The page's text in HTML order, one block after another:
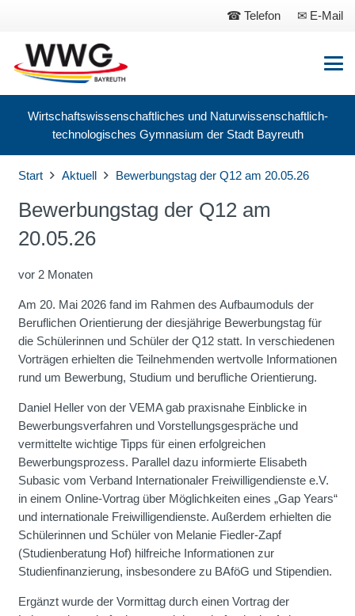
Telefon E-Mail
Wirtschaftswissenschaftliches und Naturwissenschaftlich-
technologisches Gymnasium der Stadt Bayreuth
Start Aktuell Bewerbungstag der Q12 am 20.05.26
Bewerbungstag der Q12 am
20.05.26
vor 2 Monaten
Am 20. Mai 2026 fand im Rahmen des Aufbaumoduls der
Beruflichen Orientierung der diesjährige Bewerbungstag für
die Schülerinnen und Schüler der Q12 statt. In verschiedenen
Vorträgen erhielten die Teilnehmenden wertvolle Informationen
rund um Bewerbung, Studium und berufliche Orientierung.
Daniel Heller von der VEMA gab praxisnahe Einblicke in
Bewerbungsverfahren und Vorstellungsgespräche und
vermittelte wichtige Tipps für einen erfolgreichen
Bewerbungsprozess. Parallel dazu informierte Elisabeth
Subasic vom Verband Internationaler Freiwilligendienste e.V.
in einem Online-Vortrag über Möglichkeiten eines „Gap Years“
und internationale Freiwilligendienste. Außerdem erhielten die
Schülerinnen und Schüler von Melanie Fiedler-Zapf
(Studienberatung Hof) hilfreiche Informationen zur
Studienfinanzierung, insbesondere zu BAföG und Stipendien.
Ergänzt wurde der Vormittag durch einen Vortrag der